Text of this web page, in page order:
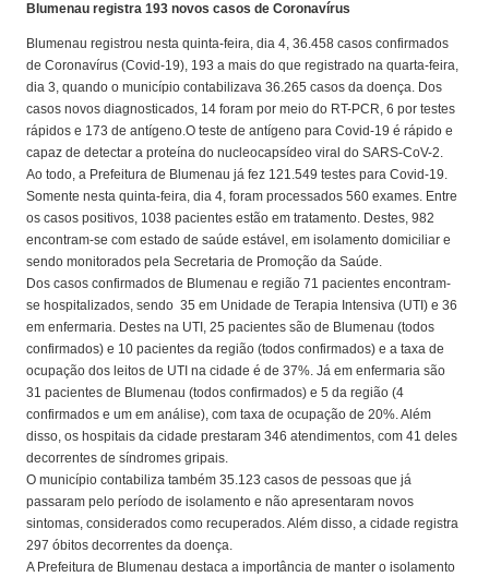
Blumenau registra 193 novos casos de Coronavírus
Blumenau registrou nesta quinta-feira, dia 4, 36.458 casos confirmados
de Coronavírus (Covid-19), 193 a mais do que registrado na quarta-feira,
dia 3, quando o município contabilizava 36.265 casos da doença. Dos
casos novos diagnosticados, 14 foram por meio do RT-PCR, 6 por testes
rápidos e 173 de antígeno.O teste de antígeno para Covid-19 é rápido e
capaz de detectar a proteína do nucleocapsídeo viral do SARS-CoV-2.
Ao todo, a Prefeitura de Blumenau já fez 121.549 testes para Covid-19.
Somente nesta quinta-feira, dia 4, foram processados 560 exames. Entre
os casos positivos, 1038 pacientes estão em tratamento. Destes, 982
encontram-se com estado de saúde estável, em isolamento domiciliar e
sendo monitorados pela Secretaria de Promoção da Saúde.
Dos casos confirmados de Blumenau e região 71 pacientes encontram-
se hospitalizados, sendo 35 em Unidade de Terapia Intensiva (UTI) e 36
em enfermaria. Destes na UTI, 25 pacientes são de Blumenau (todos
confirmados) e 10 pacientes da região (todos confirmados) e a taxa de
ocupação dos leitos de UTI na cidade é de 37%. Já em enfermaria são
31 pacientes de Blumenau (todos confirmados) e 5 da região (4
confirmados e um em análise), com taxa de ocupação de 20%. Além
disso, os hospitais da cidade prestaram 346 atendimentos, com 41 deles
decorrentes de síndromes gripais.
O município contabiliza também 35.123 casos de pessoas que já
passaram pelo período de isolamento e não apresentaram novos
sintomas, considerados como recuperados. Além disso, a cidade registra
297 óbitos decorrentes da doença.
A Prefeitura de Blumenau destaca a importância de manter o isolamento